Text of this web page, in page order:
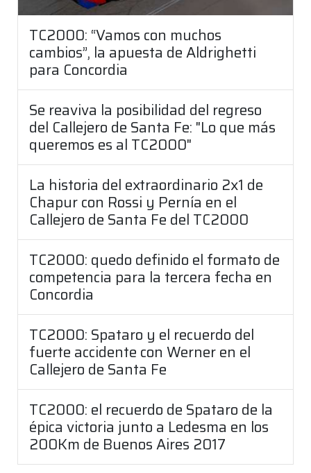
TC2000: “Vamos con muchos
cambios”, la apuesta de Aldrighetti
para Concordia
Se reaviva la posibilidad del regreso
del Callejero de Santa Fe: "Lo que más
queremos es al TC2000"
La historia del extraordinario 2x1 de
Chapur con Rossi y Pernía en el
Callejero de Santa Fe del TC2000
TC2000: quedo definido el formato de
competencia para la tercera fecha en
Concordia
TC2000: Spataro y el recuerdo del
fuerte accidente con Werner en el
Callejero de Santa Fe
TC2000: el recuerdo de Spataro de la
épica victoria junto a Ledesma en los
200Km de Buenos Aires 2017